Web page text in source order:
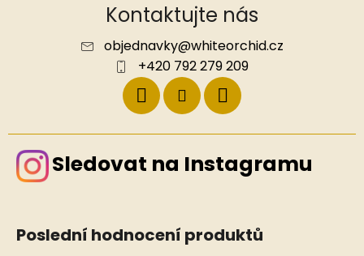
Kontaktujte nás
objednavky@whiteorchid.cz
+420 792 279 209
Sledovat na Instagramu
Poslední hodnocení produktů